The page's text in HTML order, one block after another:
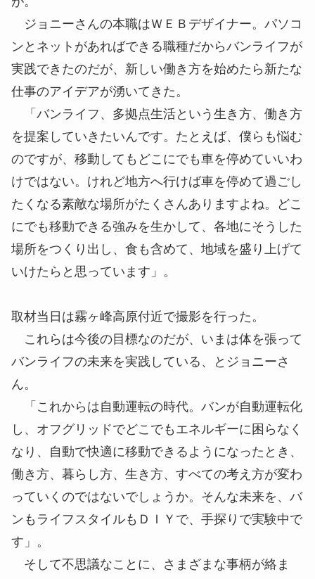
ジョニーさんの本職はＷＥＢデザイナー。パソコ
ンとネットがあればできる職種だからバンライフが
実践できたのだが、新しい働き方を始めたら新たな
仕事のアイデアが湧いてきた。
「バンライフ、多拠点生活という生き方、働き方
を提案していきたいんです。たとえば、僕らも悩む
のですが、移動してもどこにでも車を停めていいわ
けではない。けれど地方へ行けば車を停めて過ごし
たくなる素敵な場所がたくさんありますよね。どこ
にでも移動できる強みを生かして、各地にそうした
場所をつくり出し、食も含めて、地域を盛り上げて
いけたらと思っています」。
取材当日は霧ヶ峰高原付近で撮影を行った。
これらは今後の目標なのだが、いまは体を張って
バンライフの未来を実践している、とジョニーさ
ん。
「これからは自動運転の時代。バンが自動運転化
し、オフグリッドでどこでもエネルギーに困らなく
なり、自動で快適に移動できるようになったとき、
働き方、暮らし方、生き方、すべての考え方が変わ
っていくのではないでしょうか。そんな未来を、バ
ンもライフスタイルもＤＩＹで、手探りで実験中で
す」。
そして不思議なことに、さまざまな事柄が絡ま